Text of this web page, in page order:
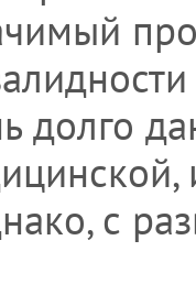
долго
с